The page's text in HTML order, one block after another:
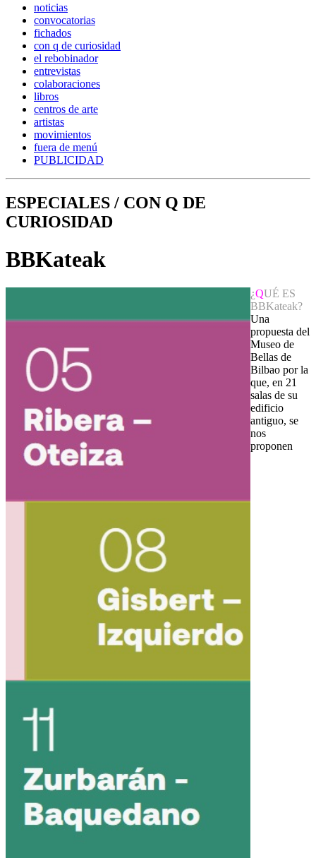
noticias
convocatorias
fichados
con q de curiosidad
el rebobinador
entrevistas
colaboraciones
libros
centros de arte
artistas
movimientos
fuera de menú
PUBLICIDAD
ESPECIALES / CON Q DE
CURIOSIDAD
BBKateak
¿QUÉ ES
BBKateak?
Una
propuesta del
Museo de
Bellas de
Bilbao por la
que, en 21
salas de su
edificio
antiguo, se
nos
proponen